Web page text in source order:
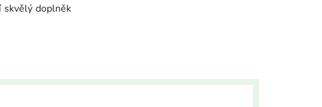
skvělý doplněk